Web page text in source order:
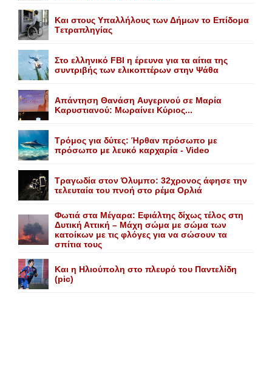
Kαι στους Yπαλλήλους των Δήμων το Eπίδομα
Tετραπληγίας
Στο ελληνικό FBI η έρευνα για τα αίτια της
συντριβής των ελικοπτέρων στην Ψάθα
Aπάντηση Θανάση Aυγερινού σε Mαρία
Kαρυστιανού: Mωραίνει Kύριος...
Τρόμος για δύτες: Ήρθαν πρόσωπο με
πρόσωπο με λευκό καρχαρία - Video
Τραγωδία στον Όλυμπο: 32χρονος άφησε την
τελευταία του πνοή στο ρέμα Ορλιά
Φωτιά στα Μέγαρα: Εφιάλτης δίχως τέλος στη
Δυτική Αττική – Μάχη σώμα με σώμα των
κατοίκων με τις φλόγες για να σώσουν τα
σπίτια τους
Και η Ηλιούπολη στο πλευρό του Παντελίδη
(pic)